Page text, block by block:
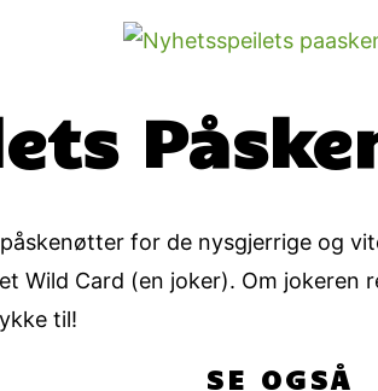
for de nysgjerrige og
Wild Card (en joker). Om
til!
SE OGSÅ